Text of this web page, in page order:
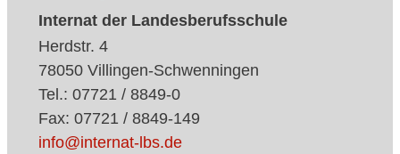
Internat der Landesberufsschule
Herdstr. 4
78050 Villingen-Schwenningen
Tel.: 07721 / 8849-0
Fax: 07721 / 8849-149
info@internat-lbs.de